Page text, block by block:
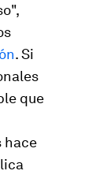
. Si
que
hace